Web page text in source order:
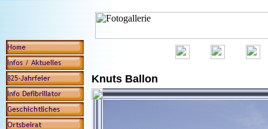
Knuts Ballon